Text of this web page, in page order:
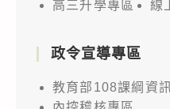
高三升學專區 線
政令宣導專區
教育部108課綱資